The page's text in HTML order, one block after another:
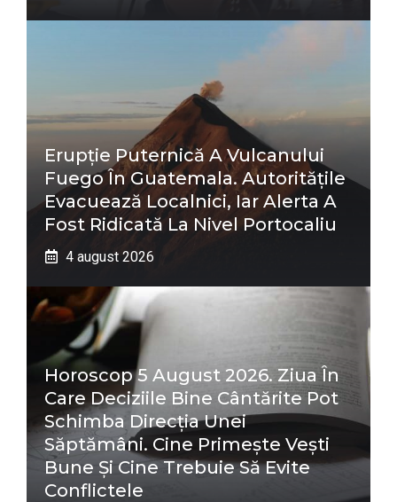
Erupție Puternică A Vulcanului
Fuego În Guatemala. Autoritățile
Evacuează Localnici, Iar Alerta A
Fost Ridicată La Nivel Portocaliu
4 august 2026
Horoscop 5 August 2026. Ziua În
Care Deciziile Bine Cântărite Pot
Schimba Direcția Unei
Săptămâni. Cine Primește Vești
Bune Și Cine Trebuie Să Evite
Conflictele